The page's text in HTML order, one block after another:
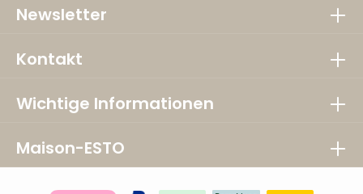
Newsletter
Kontakt
Wichtige Informationen
Maison-ESTO